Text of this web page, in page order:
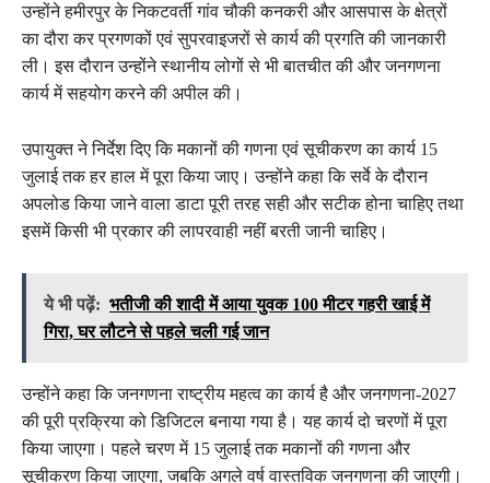
उन्होंने हमीरपुर के निकटवर्ती गांव चौकी कनकरी और आसपास के क्षेत्रों
का दौरा कर प्रगणकों एवं सुपरवाइजरों से कार्य की प्रगति की जानकारी
ली। इस दौरान उन्होंने स्थानीय लोगों से भी बातचीत की और जनगणना
कार्य में सहयोग करने की अपील की।
उपायुक्त ने निर्देश दिए कि मकानों की गणना एवं सूचीकरण का कार्य 15
जुलाई तक हर हाल में पूरा किया जाए। उन्होंने कहा कि सर्वे के दौरान
अपलोड किया जाने वाला डाटा पूरी तरह सही और सटीक होना चाहिए तथा
इसमें किसी भी प्रकार की लापरवाही नहीं बरती जानी चाहिए।
ये भी पढ़ें: भतीजी की शादी में आया युवक 100 मीटर गहरी खाई में
गिरा, घर लौटने से पहले चली गई जान
उन्होंने कहा कि जनगणना राष्ट्रीय महत्व का कार्य है और जनगणना-2027
की पूरी प्रक्रिया को डिजिटल बनाया गया है। यह कार्य दो चरणों में पूरा
किया जाएगा। पहले चरण में 15 जुलाई तक मकानों की गणना और
सूचीकरण किया जाएगा, जबकि अगले वर्ष वास्तविक जनगणना की जाएगी।